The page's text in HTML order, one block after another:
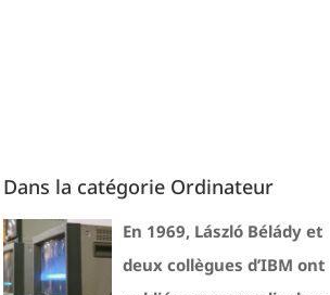
Dans la catégorie Ordinateur
En 1969, László Bélády et
deux collègues d’IBM ont